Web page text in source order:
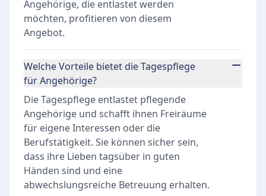
Angehörige, die entlastet werden
möchten, profitieren von diesem
Angebot.
Welche Vorteile bietet die Tagespflege
für Angehörige?
Die Tagespflege entlastet pflegende
Angehörige und schafft ihnen Freiräume
für eigene Interessen oder die
Berufstätigkeit. Sie können sicher sein,
dass ihre Lieben tagsüber in guten
Händen sind und eine
abwechslungsreiche Betreuung erhalten.